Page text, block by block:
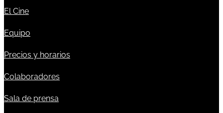
El Cine
Equipo
Precios y horarios
Colaboradores
Sala de prensa